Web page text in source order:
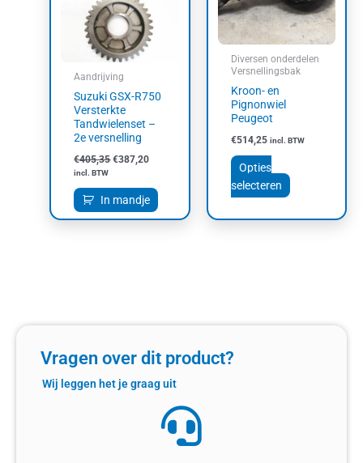
Aandrijving
Suzuki GSX-R750
Versterkte
Tandwielenset –
2e versnelling
€405,35 €387,20
incl. BTW
In mandje
Diversen onderdelen
Versnellingsbak
Kroon- en
Pignonwiel
Peugeot
€514,25 incl. BTW
Opties
selecteren
Deze
optie
gekozen
Vragen over dit product?
Wij leggen het je graag uit